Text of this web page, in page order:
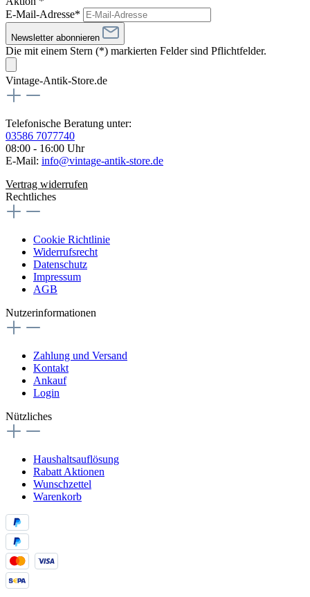
E-Mail-Adresse*
Newsletter abonnieren
Die mit einem Stern (*) markierten Felder sind Pflichtfelder.
Vintage-Antik-Store.de
Telefonische Beratung unter:
03586 7077740
08:00 - 16:00 Uhr
E-Mail: info@vintage-antik-store.de
Vertrag widerrufen
Rechtliches
Cookie Richtlinie
Widerrufsrecht
Datenschutz
Impressum
AGB
Nutzerinformationen
Zahlung und Versand
Kontakt
Ankauf
Login
Nützliches
Haushaltsauflösung
Rabatt Aktionen
Wunschzettel
Warenkorb